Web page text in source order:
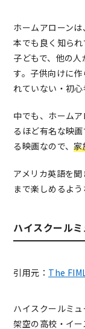
ホームアローン
本でも良く知ら
子どもで、他の
す。子供向けに
れていない・初心
中でも、ホーム
るほど有名な映
る映画なので、家
アメリカ英語を
まで楽しめるよ
ハイスクール
引用元： The
ハイスクールミ
架空の高校・イ